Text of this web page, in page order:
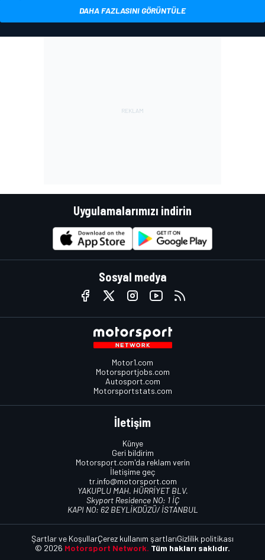
DAHA FAZLASINI GÖRÜNTÜLE
Uygulamalarımızı indirin
Sosyal medya
Motor1.com
Motorsportjobs.com
Autosport.com
Motorsportstats.com
İletişim
Künye
Geri bildirim
Motorsport.com'da reklam verin
İletişime geç
tr.info@motorsport.com
YAKUPLU MAH. HÜRRİYET BLV.
Skyport Residence NO: 1 İÇ
KAPI NO: 62 BEYLİKDÜZÜ/ İSTANBUL
© 2026 Motorsport Network. Tüm hakları saklıdır.
Şartlar ve KoşullarÇerez kullanım şartlarıGizlilik politikası